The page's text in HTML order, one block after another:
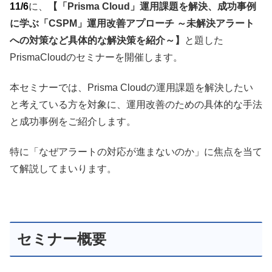
11/6に、
【「Prisma Cloud」運用課題を解決、成功事例
に学ぶ「CSPM」運用改善アプローチ ～未解決アラート
への対策など具体的な解決策を紹介～】
と題した
PrismaCloudのセミナーを開催します。
本セミナーでは、Prisma Cloudの運用課題を解決したい
と考えている方を対象に、運用改善のための具体的な手法
と成功事例をご紹介します。
特に「なぜアラートの対応が進まないのか」に焦点を当て
て解説してまいります。
セミナー概要